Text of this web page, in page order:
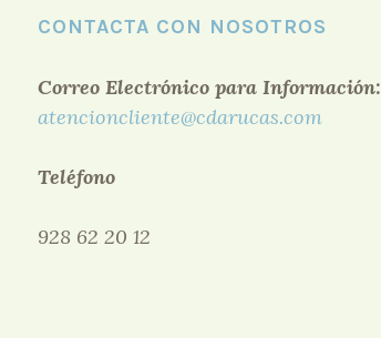
CONTACTA CON NOSOTROS
Correo Electrónico para Información:
atencioncliente@cdarucas.com
Teléfono
928 62 20 12